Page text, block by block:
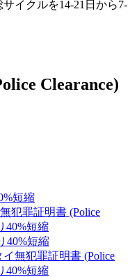
イクルを14-21日から7-
Clearance)
短縮
犯罪証明書 (Police
40%短縮
40%短縮
無犯罪証明書 (Police
40%短縮